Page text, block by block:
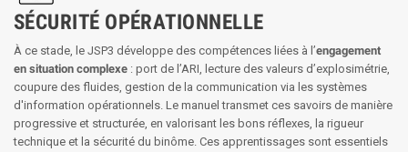
SÉCURITÉ OPÉRATIONNELLE
À ce stade, le JSP3 développe des compétences liées à l’engagement
en situation complexe : port de l’ARI, lecture des valeurs d’explosimétrie,
coupure des fluides, gestion de la communication via les systèmes
d'information opérationnels. Le manuel transmet ces savoirs de manière
progressive et structurée, en valorisant les bons réflexes, la rigueur
technique et la sécurité du binôme. Ces apprentissages sont essentiels